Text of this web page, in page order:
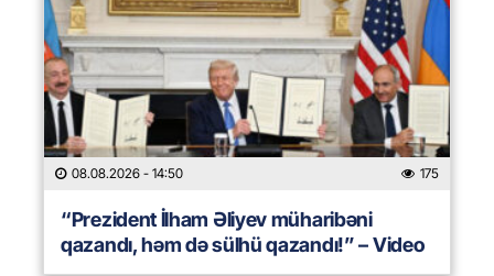
08.08.2026 - 14:50 175
“Prezident İlham Əliyev müharibəni
qazandı, həm də sülhü qazandı!” – Video